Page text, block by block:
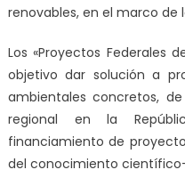
renovables, en el marco de
Los «Proyectos Federales
objetivo dar solución a
ambientales concretos,
regional en la
financiamiento de
del conocimiento